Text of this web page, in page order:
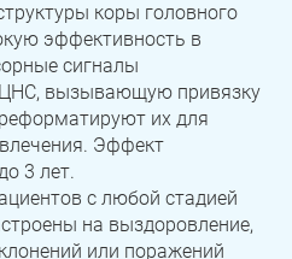
коры головного
эффективность в
сигналы
ЦНС, вызывающую привязку
их для
Эффект
3 лет.
с любой стадией
на выздоровление,
или поражений
Верхний Уфалей
Карталы
Трехгорный
Кыштым
Сатка